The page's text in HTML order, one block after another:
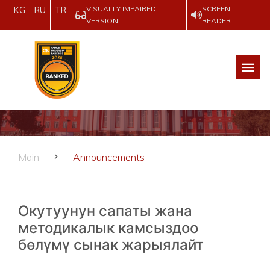
KG RU TR
VISUALLY IMPAIRED
VERSION
SCREEN
READER
Main Announcements
Окутуунун сапаты жана
методикалык камсыздоо
бөлүмү сынак жарыялайт